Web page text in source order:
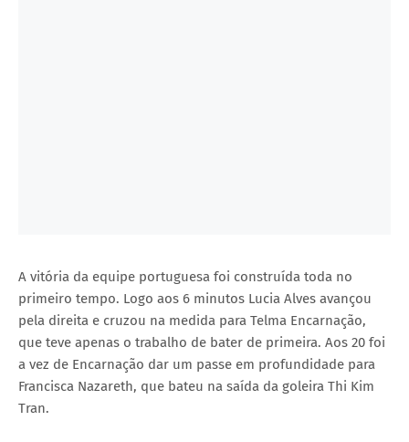
A vitória da equipe portuguesa foi construída toda no
primeiro tempo. Logo aos 6 minutos Lucia Alves avançou
pela direita e cruzou na medida para Telma Encarnação,
que teve apenas o trabalho de bater de primeira. Aos 20 foi
a vez de Encarnação dar um passe em profundidade para
Francisca Nazareth, que bateu na saída da goleira Thi Kim
Tran.